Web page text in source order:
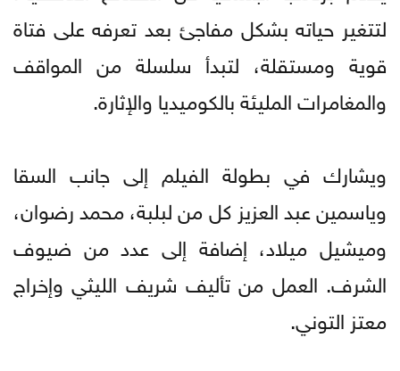
لتتغير حياته بشكل مفاجئ بعد تعرفه على فتاة
قوية ومستقلة، لتبدأ سلسلة من المواقف
والمغامرات المليئة بالكوميديا والإثارة.
ويشارك في بطولة الفيلم إلى جانب السقا
وياسمين عبد العزيز كل من لبلبة، محمد رضوان،
وميشيل ميلاد، إضافة إلى عدد من ضيوف
الشرف. العمل من تأليف شريف الليثي وإخراج
معتز التوني.